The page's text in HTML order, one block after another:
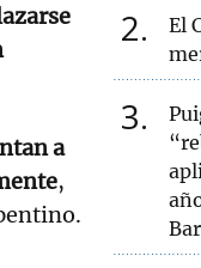
a
,
2
El
3